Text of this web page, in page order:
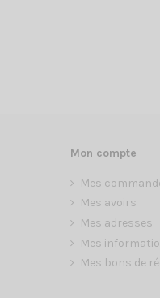
Mon compte
Mes
Mes avoirs
Mes adresses
Mes
Mes bons de